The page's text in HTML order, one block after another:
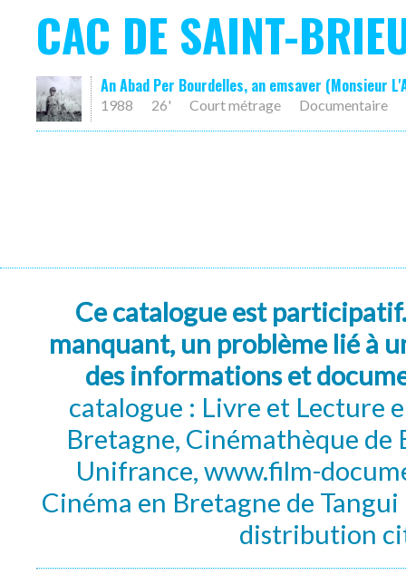
CAC DE SAINT-
An Abad Per Bourdelles, an emsaver (Monsieur
1988 26' Court métrage Documentaire
Ce catalogue est
manquant, un problème lié à
des informations et
catalogue : Livre et Lecture
Bretagne, Cinémathèque de
Unifrance, www.film-
Cinéma en Bretagne de
distribution